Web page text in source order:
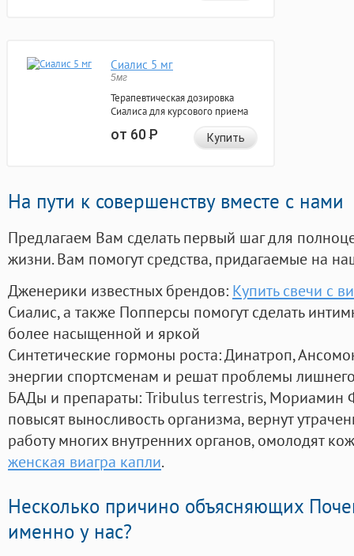
Сиалис 5 мг
5мг
Терапевтическая дозировка
Сиалиса для курсового приема
от 60Р Купить
На пути к совершенству вместе с нами
Предлагаем Вам сделать первый шаг для
жизни. Вам помогут средства, придагаемые на
Дженерики известных брендов: Купить свечи с
Сиалис, а также Попперсы помогут сделать
более насыщенной и яркой
Синтетические гормоны роста: Динатроп,
энергии спортсменам и решат проблемы
БАДы и препараты:Tribulus terrestris, Мориамин
повысят выносливость организма, вернут
работу многих внутренних органов, омолодят
женская виагра капли.
Несколько причино объясняющих
именно у нас?